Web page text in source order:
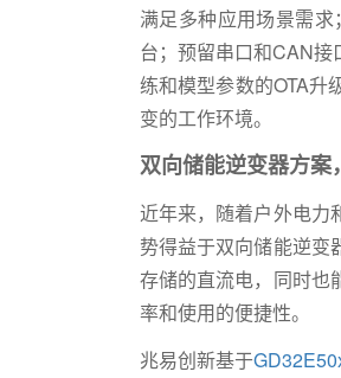
满足多种应用场景需
台；预留串口和CAN
练和模型参数的OTA升
变的工作环境。
双向储能逆变器方
近年来，随着户外电力
势得益于双向储能逆变
存储的直流电，同时也
率和使用的便捷性。
兆易创新基于